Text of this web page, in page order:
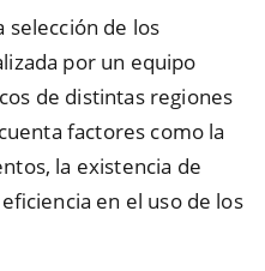
selección de los
por un equipo
de distintas regiones
factores como la
la existencia de
en el uso de los